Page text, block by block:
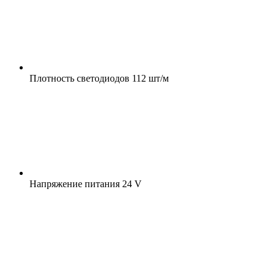
Плотность светодиодов 112 шт/м
Напряжение питания 24 V